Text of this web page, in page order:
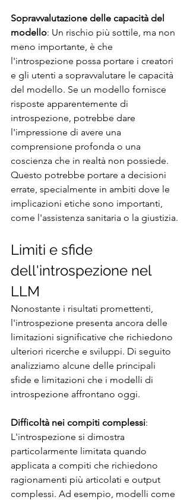
Sopravvalutazione delle capacità del
modello: Un rischio più sottile, ma non
meno importante, è che
l'introspezione possa portare i creatori
e gli utenti a sopravvalutare le capacità
del modello. Se un modello fornisce
risposte apparentemente di
introspezione, potrebbe dare
l'impressione di avere una
comprensione profonda o una
coscienza che in realtà non possiede.
Questo potrebbe portare a decisioni
errate, specialmente in ambiti dove le
implicazioni etiche sono importanti,
come l'assistenza sanitaria o la giustizia.
Limiti e sfide
dell'introspezione nel
LLM
Nonostante i risultati promettenti,
l'introspezione presenta ancora delle
limitazioni significative che richiedono
ulteriori ricerche e sviluppi. Di seguito
analizziamo alcune delle principali
sfide e limitazioni che i modelli di
introspezione affrontano oggi.
Difficoltà nei compiti complessi:
L'introspezione si dimostra
particolarmente limitata quando
applicata a compiti che richiedono
ragionamenti più articolati e output
complessi. Ad esempio, modelli come